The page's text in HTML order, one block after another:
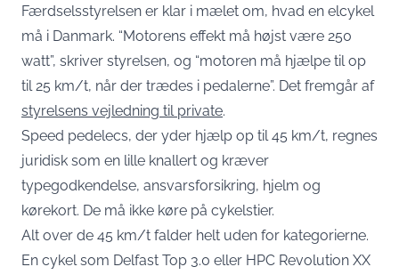
Færdselsstyrelsen er klar i mælet om, hvad en elcykel
må i Danmark. “Motorens effekt må højst være 250
watt”, skriver styrelsen, og “motoren må hjælpe til op
til 25 km/t, når der trædes i pedalerne”. Det fremgår af
styrelsens vejledning til private.
Speed pedelecs, der yder hjælp op til 45 km/t, regnes
juridisk som en lille knallert og kræver
typegodkendelse, ansvarsforsikring, hjelm og
kørekort. De må ikke køre på cykelstier.
Alt over de 45 km/t falder helt uden for kategorierne.
En cykel som Delfast Top 3.0 eller HPC Revolution XX